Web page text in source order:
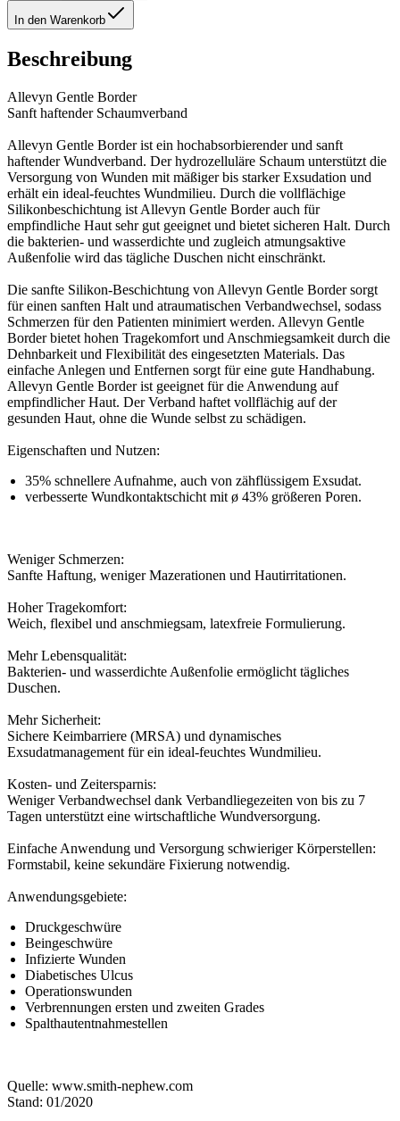
In den Warenkorb
Beschreibung
Allevyn Gentle Border
Sanft haftender Schaumverband
Allevyn Gentle Border ist ein hochabsorbierender und sanft
haftender Wundverband. Der hydrozelluläre Schaum unterstützt die
Versorgung von Wunden mit mäßiger bis starker Exsudation und
erhält ein ideal-feuchtes Wundmilieu. Durch die vollflächige
Silikonbeschichtung ist Allevyn Gentle Border auch für
empfindliche Haut sehr gut geeignet und bietet sicheren Halt. Durch
die bakterien- und wasserdichte und zugleich atmungsaktive
Außenfolie wird das tägliche Duschen nicht einschränkt.
Die sanfte Silikon-Beschichtung von Allevyn Gentle Border sorgt
für einen sanften Halt und atraumatischen Verbandwechsel, sodass
Schmerzen für den Patienten minimiert werden. Allevyn Gentle
Border bietet hohen Tragekomfort und Anschmiegsamkeit durch die
Dehnbarkeit und Flexibilität des eingesetzten Materials. Das
einfache Anlegen und Entfernen sorgt für eine gute Handhabung.
Allevyn Gentle Border ist geeignet für die Anwendung auf
empfindlicher Haut. Der Verband haftet vollflächig auf der
gesunden Haut, ohne die Wunde selbst zu schädigen.
Eigenschaften und Nutzen:
35% schnellere Aufnahme, auch von zähflüssigem Exsudat.
verbesserte Wundkontaktschicht mit ø 43% größeren Poren.
Weniger Schmerzen:
Sanfte Haftung, weniger Mazerationen und Hautirritationen.
Hoher Tragekomfort:
Weich, flexibel und anschmiegsam, latexfreie Formulierung.
Mehr Lebensqualität:
Bakterien- und wasserdichte Außenfolie ermöglicht tägliches
Duschen.
Mehr Sicherheit:
Sichere Keimbarriere (MRSA) und dynamisches
Exsudatmanagement für ein ideal-feuchtes Wundmilieu.
Kosten- und Zeitersparnis:
Weniger Verbandwechsel dank Verbandliegezeiten von bis zu 7
Tagen unterstützt eine wirtschaftliche Wundversorgung.
Einfache Anwendung und Versorgung schwieriger Körperstellen:
Formstabil, keine sekundäre Fixierung notwendig.
Anwendungsgebiete:
Druckgeschwüre
Beingeschwüre
Infizierte Wunden
Diabetisches Ulcus
Operationswunden
Verbrennungen ersten und zweiten Grades
Spalthautentnahmestellen
Quelle: www.smith-nephew.com
Stand: 01/2020